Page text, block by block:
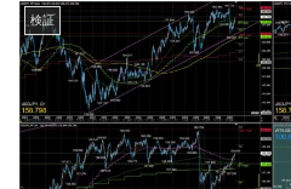
検証